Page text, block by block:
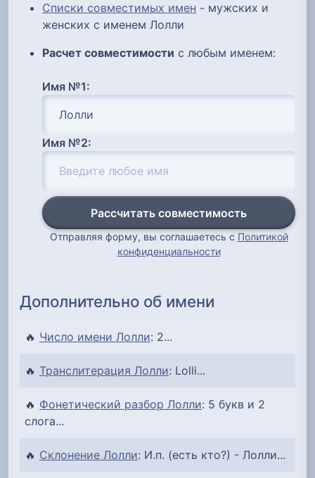
Списки совместимых имен - мужских и
женских с именем Лолли
Расчет совместимости с любым именем:
Имя №1:
Имя №2:
Рассчитать совместимость
Отправляя форму, вы соглашаетесь с Политикой
конфиденциальности
Дополнительно об имени
🔥 Число имени Лолли: 2...
🔥 Транслитерация Лолли: Lolli...
🔥 Фонетический разбор Лолли: 5 букв и 2
слога...
🔥 Склонение Лолли: И.п. (есть кто?) - Лолли...